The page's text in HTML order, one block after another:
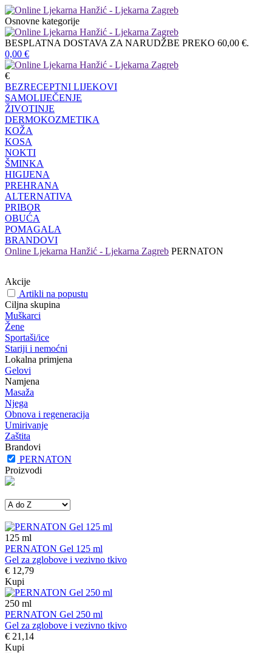
Osnovne kategorije
BESPLATNA DOSTAVA ZA NARUDŽBE PREKO 60,00 €.
0,00 €
€
BEZRECEPTNI LIJEKOVI
SAMOLIJEČENJE
ŽIVOTINJE
DERMOKOZMETIKA
KOŽA
KOSA
NOKTI
ŠMINKA
HIGIJENA
PREHRANA
ALTERNATIVA
PRIBOR
OBUĆA
POMAGALA
BRANDOVI
Online Ljekarna Hanžić - Ljekarna Zagreb PERNATON
Akcije
Artikli na popustu
Ciljna skupina
Muškarci
Žene
Sportaši/ice
Stariji i nemoćni
Lokalna primjena
Gelovi
Namjena
Masaža
Njega
Obnova i regeneracija
Umirivanje
Zaštita
Brandovi
PERNATON
Proizvodi
125 ml
PERNATON Gel 125 ml
Gel za zglobove i vezivno tkivo
€ 12,79
Kupi
250 ml
PERNATON Gel 250 ml
Gel za zglobove i vezivno tkivo
€ 21,14
Kupi